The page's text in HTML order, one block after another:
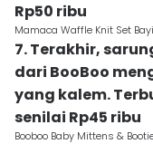
Rp50 ribu
Mamaca Waffle Knit Set
7. Terakhir,
dari BooBoo
yang kalem.
senilai Rp45 ribu
Booboo Baby Mittens &